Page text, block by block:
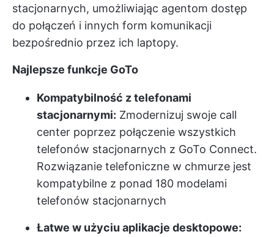
stacjonarnych, umożliwiając agentom dostęp
do połączeń i innych form komunikacji
bezpośrednio przez ich laptopy.
Najlepsze funkcje GoTo
Kompatybilność z telefonami
stacjonarnymi: Zmodernizuj swoje call
center poprzez połączenie wszystkich
telefonów stacjonarnych z GoTo Connect.
Rozwiązanie telefoniczne w chmurze jest
kompatybilne z ponad 180 modelami
telefonów stacjonarnych
Łatwe w użyciu aplikacje desktopowe: